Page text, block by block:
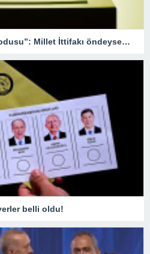
Millet İttifakı öndeyse…
belli oldu!